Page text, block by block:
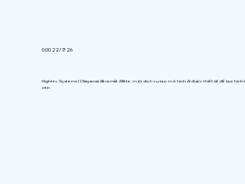
0:00 22/7/26
Hightec Systems (Okayama) đã ra mắt AIfitte, một dịch vụ tạo mô hình AI được thiết kế để tạo hình
cáo.